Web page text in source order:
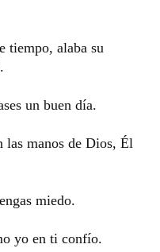
tiempo, alaba su
un buen día.
las manos de Dios, Él
miedo.
yo en ti confío.